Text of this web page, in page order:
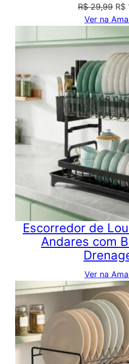
R$29,99 O
era:
R$
R$
Ver na
Escorredor de
Andares com
Ver na